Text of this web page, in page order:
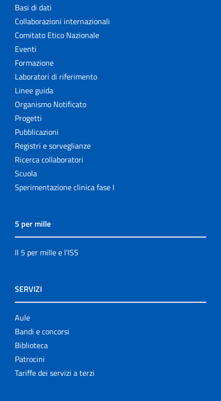
Basi di dati
Collaborazioni internazionali
Comitato Etico Nazionale
Eventi
Formazione
Laboratori di riferimento
Linee guida
Organismo Notificato
Progetti
Pubblicazioni
Registri e sorveglianze
Ricerca collaboratori
Scuola
Sperimentazione clinica fase I
5 per mille
Il 5 per mille e l'ISS
SERVIZI
Aule
Bandi e concorsi
Biblioteca
Patrocini
Tariffe dei servizi a terzi